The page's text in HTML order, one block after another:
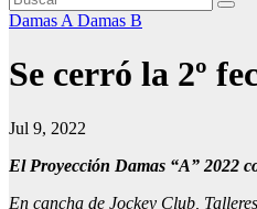
Damas A Damas B
Se cerró la 2º
Jul 9, 2022
El Proyección Damas “A” 2022
En cancha de Jockey Club,